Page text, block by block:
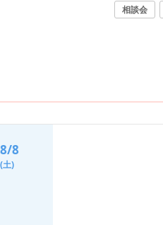
曜定休）
相談会
8/8
(土)